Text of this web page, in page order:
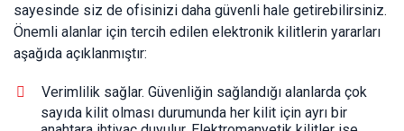
sayesinde siz de ofisinizi daha güvenli hale getirebilirsiniz.
Önemli alanlar için tercih edilen elektronik kilitlerin yararları
aşağıda açıklanmıştır:
Verimlilik sağlar. Güvenliğin sağlandığı alanlarda çok
sayıda kilit olması durumunda her kilit için ayrı bir